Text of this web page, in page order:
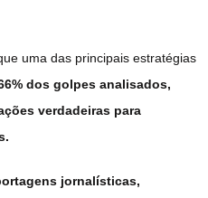
uma das principais estratégias
dos golpes analisados,
verdadeiras para
jornalísticas,